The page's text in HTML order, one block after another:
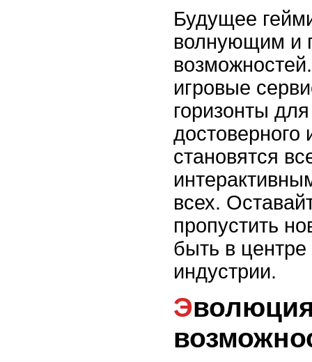
Будущее
волнующим и
игровые
горизонты
достоверного
становятся
всех.
пропустить
быть в центре
индустрии.
Эволюция гейминга: